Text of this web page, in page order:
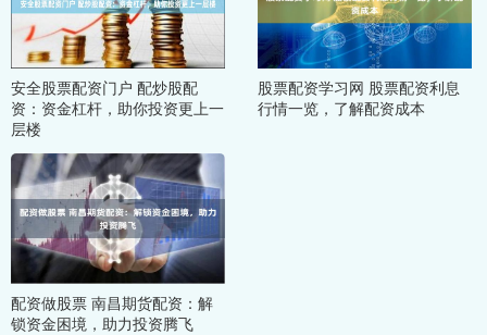
安全股票配资门户 配炒股配
资：资金杠杆，助你投资更上一
层楼
股票配资学习网 股票配资利息
行情一览，了解配资成本
配资做股票 南昌期货配资：解
锁资金困境，助力投资腾飞